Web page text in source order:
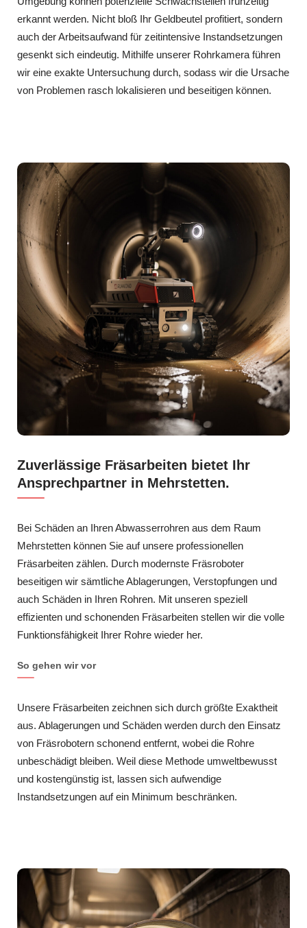
erkannt werden. Nicht bloß Ihr Geldbeutel profitiert, sondern
auch der Arbeitsaufwand für zeitintensive Instandsetzungen
gesenkt sich eindeutig. Mithilfe unserer Rohrkamera führen
wir eine exakte Untersuchung durch, sodass wir die Ursache
von Problemen rasch lokalisieren und beseitigen können.
Zuverlässige Fräsarbeiten bietet Ihr
Ansprechpartner in Mehrstetten.
Bei Schäden an Ihren Abwasserrohren aus dem Raum
Mehrstetten können Sie auf unsere professionellen
Fräsarbeiten zählen. Durch modernste Fräsroboter
beseitigen wir sämtliche Ablagerungen, Verstopfungen und
auch Schäden in Ihren Rohren. Mit unseren speziell
effizienten und schonenden Fräsarbeiten stellen wir die volle
Funktionsfähigkeit Ihrer Rohre wieder her.
So gehen wir vor
Unsere Fräsarbeiten zeichnen sich durch größte Exaktheit
aus. Ablagerungen und Schäden werden durch den Einsatz
von Fräsrobotern schonend entfernt, wobei die Rohre
unbeschädigt bleiben. Weil diese Methode umweltbewusst
und kostengünstig ist, lassen sich aufwendige
Instandsetzungen auf ein Minimum beschränken.